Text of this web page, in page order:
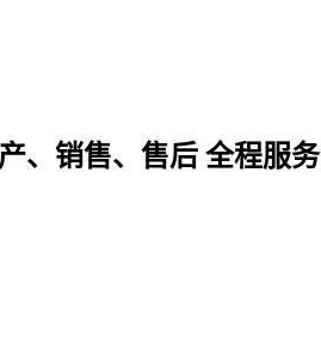
、销售、售后 全程服务